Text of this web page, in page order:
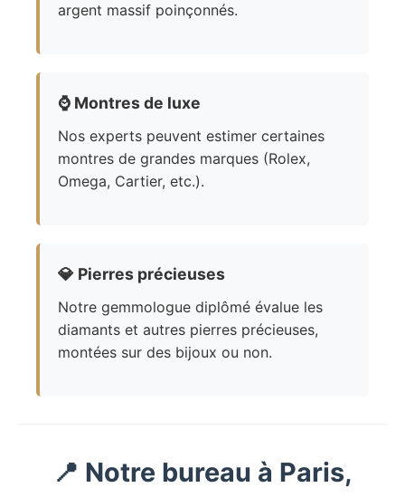
argent massif poinçonnés.
⌚ Montres de luxe
Nos experts peuvent estimer certaines
montres de grandes marques (Rolex,
Omega, Cartier, etc.).
💎 Pierres précieuses
Notre gemmologue diplômé évalue les
diamants et autres pierres précieuses,
montées sur des bijoux ou non.
📍 Notre bureau à Paris,